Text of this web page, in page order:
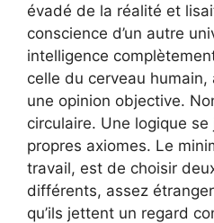
évadé de la réalité et
conscience d’un autre
intelligence
celle du cerveau
une opinion objective.
circulaire. Une logique se
propres axiomes. Le
travail, est de choisir
différents, assez
qu’ils jettent un regard